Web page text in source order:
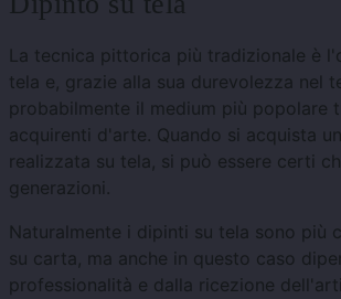
La tecnica pittorica più tradizionale è
tela e, grazie alla sua durevolezza nel
probabilmente il medium più popolare
acquirenti d'arte. Quando si acquista
realizzata su tela, si può essere certi
generazioni.
Naturalmente i dipinti su tela sono più
su carta, ma anche in questo caso
professionalità e dalla ricezione